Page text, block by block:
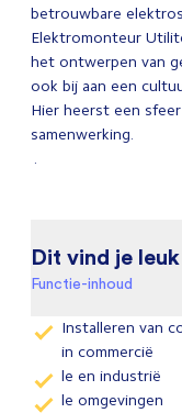
betrouwbare
Elektromonteur
het ontwerpen van
ook bij aan een
Hier heerst een
samenwerking.
.
Dit vind je
Functie-inhoud
Installeren van
in commercië
le en industrië
le omgevingen